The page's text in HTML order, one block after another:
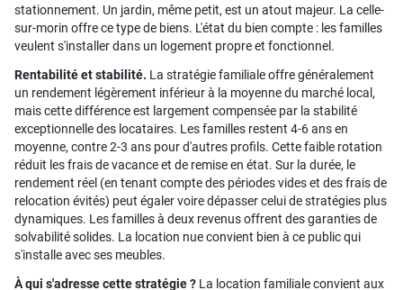
stationnement. Un jardin, même petit, est un atout majeur. La celle-
sur-morin offre ce type de biens. L'état du bien compte : les familles
veulent s'installer dans un logement propre et fonctionnel.
Rentabilité et stabilité. La stratégie familiale offre généralement
un rendement légèrement inférieur à la moyenne du marché local,
mais cette différence est largement compensée par la stabilité
exceptionnelle des locataires. Les familles restent 4-6 ans en
moyenne, contre 2-3 ans pour d'autres profils. Cette faible rotation
réduit les frais de vacance et de remise en état. Sur la durée, le
rendement réel (en tenant compte des périodes vides et des frais de
relocation évités) peut égaler voire dépasser celui de stratégies plus
dynamiques. Les familles à deux revenus offrent des garanties de
solvabilité solides. La location nue convient bien à ce public qui
s'installe avec ses meubles.
À qui s'adresse cette stratégie ? La location familiale convient aux